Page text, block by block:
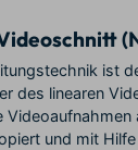
ist
des linearen
Videoaufnahmen
und mit